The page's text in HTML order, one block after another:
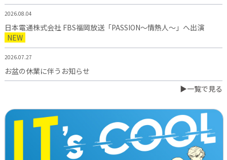
2026.08.04
日本電通株式会社 FBS福岡放送「PASSION～情熱人～」へ出演
NEW
2026.07.27
お盆の休業に伴うお知らせ
日本電通グループ、食品事業へ新たな挑戦 ～株式会社中野和一
郎商店をグループ会社化し食品製造事業を開始～
▶一覧で見る